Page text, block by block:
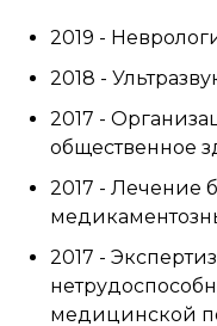
2019 -
2018 -
2017 -
общественное
2017 - Лечение
2017 -
медицинской